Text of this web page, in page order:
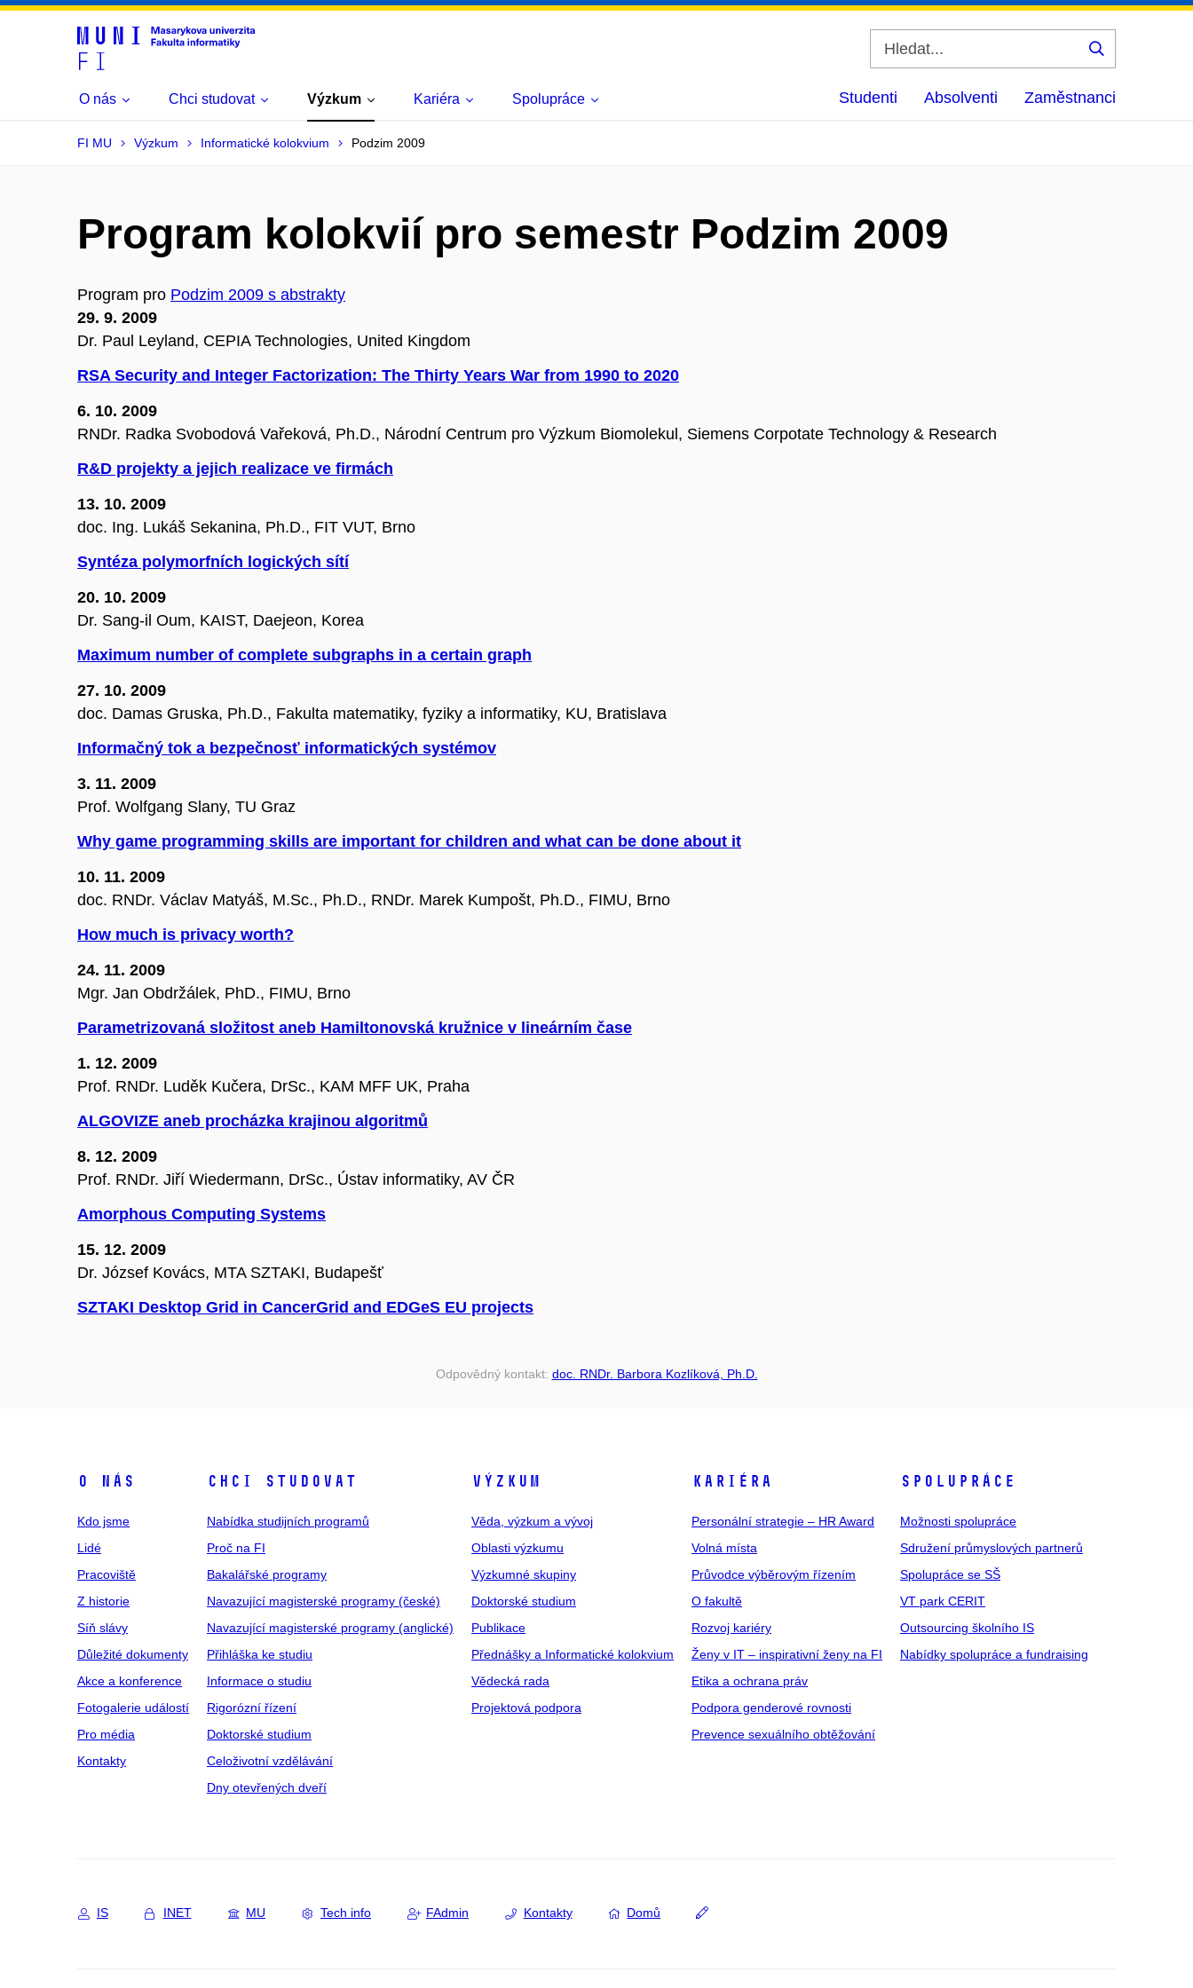
O nás Chci studovat Výzkum Kariéra Spolupráce Studenti Absolventi Zaměstnanci
FI MU Výzkum Informatické kolokvium Podzim 2009
Program kolokvií pro semestr Podzim 2009
Program pro Podzim 2009 s abstrakty
29. 9. 2009
Dr. Paul Leyland, CEPIA Technologies, United Kingdom
RSA Security and Integer Factorization: The Thirty Years War from 1990 to 2020
6. 10. 2009
RNDr. Radka Svobodová Vařeková, Ph.D., Národní Centrum pro Výzkum Biomolekul, Siemens Corpotate Technology & Research
R&D projekty a jejich realizace ve firmách
13. 10. 2009
doc. Ing. Lukáš Sekanina, Ph.D., FIT VUT, Brno
Syntéza polymorfních logických sítí
20. 10. 2009
Dr. Sang-il Oum, KAIST, Daejeon, Korea
Maximum number of complete subgraphs in a certain graph
27. 10. 2009
doc. Damas Gruska, Ph.D., Fakulta matematiky, fyziky a informatiky, KU, Bratislava
Informačný tok a bezpečnosť informatických systémov
3. 11. 2009
Prof. Wolfgang Slany, TU Graz
Why game programming skills are important for children and what can be done about it
10. 11. 2009
doc. RNDr. Václav Matyáš, M.Sc., Ph.D., RNDr. Marek Kumpošt, Ph.D., FIMU, Brno
How much is privacy worth?
24. 11. 2009
Mgr. Jan Obdržálek, PhD., FIMU, Brno
Parametrizovaná složitost aneb Hamiltonovská kružnice v lineárním čase
1. 12. 2009
Prof. RNDr. Luděk Kučera, DrSc., KAM MFF UK, Praha
ALGOVIZE aneb procházka krajinou algoritmů
8. 12. 2009
Prof. RNDr. Jiří Wiedermann, DrSc., Ústav informatiky, AV ČR
Amorphous Computing Systems
15. 12. 2009
Dr. József Kovács, MTA SZTAKI, Budapešť
SZTAKI Desktop Grid in CancerGrid and EDGeS EU projects
Odpovědný kontakt: doc. RNDr. Barbora Kozlíková, Ph.D.
O NÁS
Kdo jsme
Lidé
Pracoviště
Z historie
Síň slávy
Důležité dokumenty
Akce a konference
Fotogalerie událostí
Pro média
Kontakty
CHCI STUDOVAT
Nabídka studijních programů
Proč na FI
Bakalářské programy
Navazující magisterské programy (české)
Navazující magisterské programy (anglické)
Přihláška ke studiu
Informace o studiu
Rigorózní řízení
Doktorské studium
Celoživotní vzdělávání
Dny otevřených dveří
VÝZKUM
Věda, výzkum a vývoj
Oblasti výzkumu
Výzkumné skupiny
Doktorské studium
Publikace
Přednášky a Informatické kolokvium
Vědecká rada
Projektová podpora
KARIÉRA
Personální strategie – HR Award
Volná místa
Průvodce výběrovým řízením
O fakultě
Rozvoj kariéry
Ženy v IT – inspirativní ženy na FI
Etika a ochrana práv
Podpora genderové rovnosti
Prevence sexuálního obtěžování
SPOLUPRÁCE
Možnosti spolupráce
Sdružení průmyslových partnerů
Spolupráce se SŠ
VT park CERIT
Outsourcing školního IS
Nabídky spolupráce a fundraising
IS INET MU Tech info FAdmin Kontakty Domů